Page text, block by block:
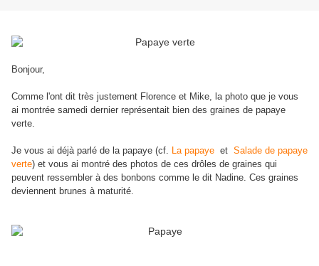
Bonjour,
Comme l'ont dit très justement Florence et Mike, la photo que je vous
ai montrée samedi dernier représentait bien des graines de papaye
verte.
Je vous ai déjà parlé de la papaye (cf. La papaye et Salade de papaye
verte) et vous ai montré des photos de ces drôles de graines qui
peuvent ressembler à des bonbons comme le dit Nadine. Ces graines
deviennent brunes à maturité.